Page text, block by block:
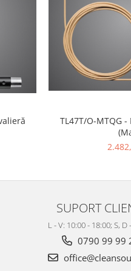
TL47T/O-MTQG
SUPORT
L - V: 10:00 - 18:00; S, D
0790 99 99